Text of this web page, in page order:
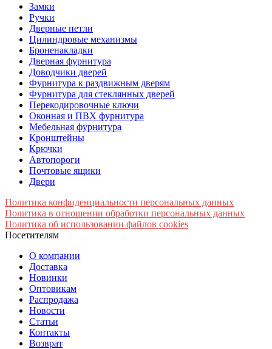
Замки
Ручки
Дверные петли
Цилиндровые механизмы
Броненакладки
Дверная фурнитура
Доводчики дверей
Фурнитура к раздвижным дверям
Фурнитура для стеклянных дверей
Перекодировочные ключи
Оконная и ПВХ фурнитура
Мебельная фурнитура
Кронштейны
Крючки
Автопороги
Почтовые ящики
Двери
Политика конфиденциальности персональных данных
Политика в отношении обработки персональных данных
Политика об использовании файлов cookies
Посетителям
О компании
Доставка
Новинки
Оптовикам
Распродажа
Новости
Статьи
Контакты
Возврат